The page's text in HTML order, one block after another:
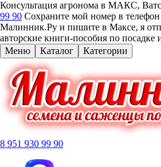
Консультация агронома в МАКС,
99 90 Сохраните мой номер в
Малинник.Ру и пишите в Максе, я
авторские книги-пособия по посадке
Меню
Каталог Категории
8 951 930 99 90